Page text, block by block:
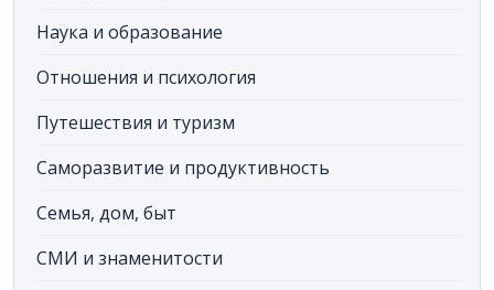
Наука и образование
Отношения и психология
Путешествия и туризм
Саморазвитие и продуктивность
Семья, дом, быт
СМИ и знаменитости